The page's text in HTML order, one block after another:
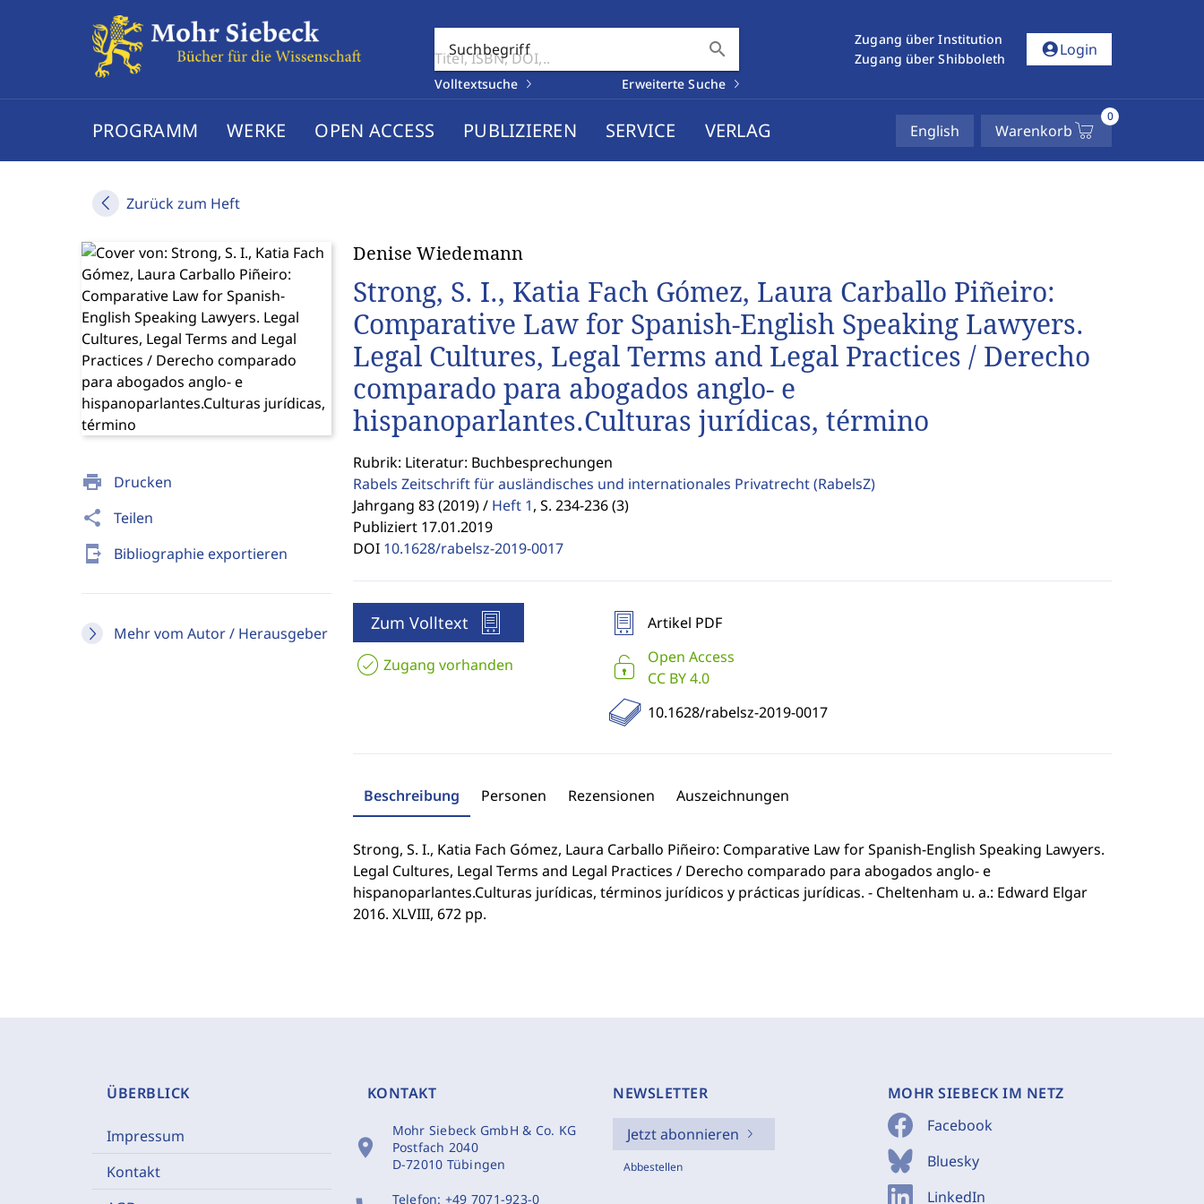
Suchbegriff search
Volltextsuche Erweiterte Suche
Zugang über Institution
Zugang über Shibboleth
account_circleLogin
PROGRAMM WERKE OPEN ACCESS PUBLIZIEREN SERVICE VERLAG English Warenkorb
0
Zurück zum Heft
print Drucken
share Teilen
send_to_mobile Bibliographie exportieren
Mehr vom Autor / Herausgeber
Denise Wiedemann
Strong, S. I., Katia Fach Gómez, Laura Carballo Piñeiro:
Comparative Law for Spanish-English Speaking Lawyers.
Legal Cultures, Legal Terms and Legal Practices / Derecho
comparado para abogados anglo- e
hispanoparlantes.Culturas jurídicas, término
Rubrik: Literatur: Buchbesprechungen
Rabels Zeitschrift für ausländisches und internationales Privatrecht(RabelsZ)
Jahrgang 83 (2019) / Heft 1, S. 234-236 (3)
Publiziert 17.01.2019
DOI 10.1628/rabelsz-2019-0017
Zum Volltext
Zugang vorhanden
Artikel PDF
Open Access
CC BY 4.0
10.1628/rabelsz-2019-0017
Beschreibung Personen Rezensionen Auszeichnungen
Strong, S. I., Katia Fach Gómez, Laura Carballo Piñeiro: Comparative Law for Spanish-English Speaking Lawyers.
Legal Cultures, Legal Terms and Legal Practices / Derecho comparado para abogados anglo- e
hispanoparlantes.Culturas jurídicas, términos jurídicos y prácticas jurídicas. - Cheltenham u. a.: Edward Elgar
2016. XLVIII, 672 pp.
ÜBERBLICK
Impressum
Kontakt
KONTAKT
location_on
Mohr Siebeck GmbH & Co. KG
Postfach 2040
D-72010 Tübingen
Telefon: +49 7071-923-0
NEWSLETTER
Jetzt abonnieren
Abbestellen
MOHR SIEBECK IM NETZ
Facebook
Bluesky
LinkedIn